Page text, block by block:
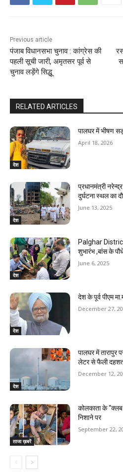
Previous article
पंजाब विधानसभा चुनाव : कांग्रेस की
पहली सूची जारी, अमृतसर पूर्व से
चुनाव लड़ेंगे सिद्धू
RELATED ARTICLES
देश
पालघर में भीषण
April 18, 2026
देश
प्रधानमंत्री
दुर्घटना स्थल का
June 13, 2025
देश
Palghar
शुभारंभ ,बांस के
June 6, 2025
देश
देश के पूर्व पीएम
December 27,
देश
पालघर में तारापुर
लेटर से फैली
December 12,
ताजा ख़बरें
कोलकाता के
निशाने पर
September 22,